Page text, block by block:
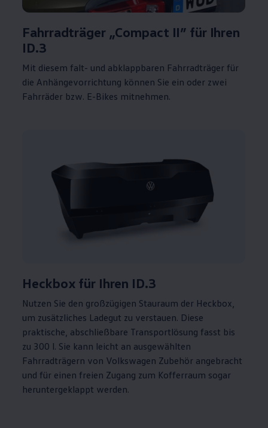
Fahrradträger „Compact II” für Ihren
ID.3
Mit diesem falt- und abklappbaren Fahrradträger für
die Anhängevorrichtung können Sie ein oder zwei
Fahrräder bzw. E-Bikes mitnehmen.
Heckbox für Ihren ID.3
Nutzen Sie den großzügigen Stauraum der Heckbox,
um zusätzliches Ladegut zu verstauen. Diese
praktische, abschließbare Transportlösung fasst bis
zu 300 l. Sie kann leicht an ausgewählten
Fahrradträgern von Volkswagen Zubehör angebracht
und für einen freien Zugang zum Kofferraum sogar
heruntergeklappt werden.